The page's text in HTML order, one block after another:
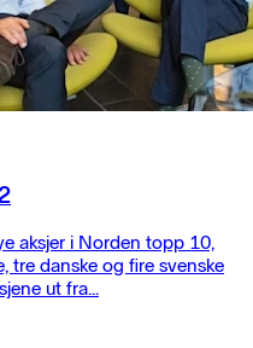
aksjer i Norden topp 10,
tre danske og fire svenske
ut fra...